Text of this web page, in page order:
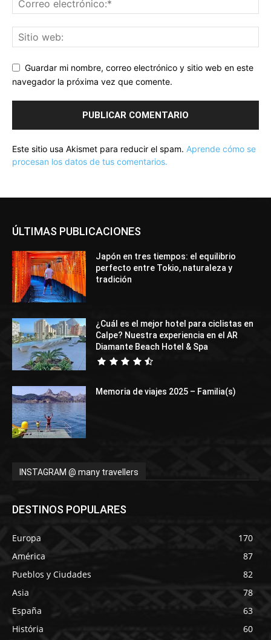
Guardar mi nombre, correo electrónico y sitio web en este
navegador la próxima vez que comente.
Este sitio usa Akismet para reducir el spam. Aprende cómo se
procesan los datos de tus comentarios.
ÚLTIMAS PUBLICACIONES
Japón en tres tiempos: el equilibrio
perfecto entre Tokio, naturaleza y
tradición
¿Cuál es el mejor hotel para ciclistas en
Calpe? Nuestra experiencia en el AR
Diamante Beach Hotel & Spa
Memoria de viajes 2025 – Familia(s)
INSTAGRAM @ many travellers
DESTINOS POPULARES
Europa
170
América
87
Pueblos y Ciudades
82
Asia
78
España
63
História
60